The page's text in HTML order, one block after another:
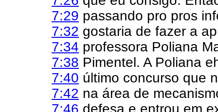
7:29 passando pro pros
7:32 gostaria de fazer a
7:34 professora Poliana
7:38 Pimentel. A Poliana
7:40 último concurso que
7:42 na área de
7:46 defesa e entrou em